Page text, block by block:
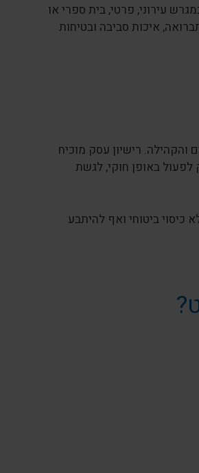
עירוני, פרטי, בית ספרי או
איכות סביבה ובטיחות
רישיון עסק מוכיח
באופן חוקי, לגשת
כיסוי ביטוחי ואף להיתבע